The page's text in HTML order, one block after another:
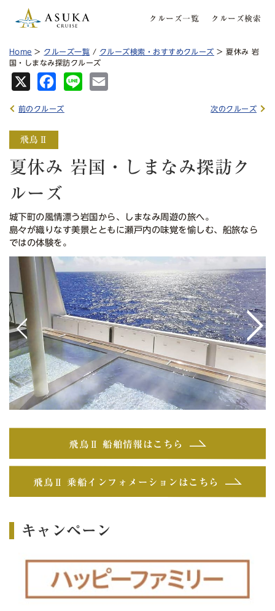
クルーズ一覧 クルーズ検索
Home > クルーズ一覧 / クルーズ検索・おすすめクルーズ > 夏休み 岩
国・しまなみ探訪クルーズ
Fa
Lin
前のクルーズ 次のクルーズ
夏休み 岩国・しまなみ探訪ク
ルーズ
城下町の風情漂う岩国から、しまなみ周遊の旅へ。
島々が織りなす美景とともに瀬戸内の味覚を愉しむ、船旅なら
ではの体験を。
< >
飛鳥Ⅱ 船舶情報はこちら
飛鳥Ⅱ 乗船インフォメーションはこちら
キャンペーン